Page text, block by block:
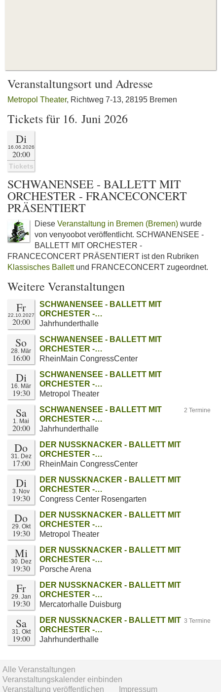
Veranstaltungsort und Adresse
Metropol Theater, Richtweg 7-13, 28195 Bremen
Tickets für 16. Juni 2026
Di
16.06.2026
20:00
Tickets
SCHWANENSEE - BALLETT MIT
ORCHESTER - FRANCECONCERT
PRÄSENTIERT
Diese Veranstaltung in Bremen (Bremen) wurde
von venyoobot veröffentlicht. SCHWANENSEE -
BALLETT MIT ORCHESTER -
FRANCECONCERT PRÄSENTIERT ist den Rubriken
Klassisches Ballettund FRANCECONCERT zugeordnet.
Weitere Veranstaltungen
Fr
22.10.2027
20:00
SCHWANENSEE - BALLETT MIT
ORCHESTER -…
Jahrhunderthalle
So
28. Mär
16:00
SCHWANENSEE - BALLETT MIT
ORCHESTER -…
RheinMain CongressCenter
Di
16. Mär
19:30
SCHWANENSEE - BALLETT MIT
ORCHESTER -…
Metropol Theater
Sa
1. Mai
20:00
2 Termine
SCHWANENSEE - BALLETT MIT
ORCHESTER -…
Jahrhunderthalle
Do
31. Dez
17:00
DER NUSSKNACKER - BALLETT MIT
ORCHESTER -…
RheinMain CongressCenter
Di
3. Nov
19:30
DER NUSSKNACKER - BALLETT MIT
ORCHESTER -…
Congress Center Rosengarten
Do
29. Okt
19:30
DER NUSSKNACKER - BALLETT MIT
ORCHESTER -…
Metropol Theater
Mi
30. Dez
19:30
DER NUSSKNACKER - BALLETT MIT
ORCHESTER -…
Porsche Arena
Fr
29. Jan
19:30
DER NUSSKNACKER - BALLETT MIT
ORCHESTER -…
Mercatorhalle Duisburg
Sa
31. Okt
19:00
3 Termine
DER NUSSKNACKER - BALLETT MIT
ORCHESTER -…
Jahrhunderthalle
Alle Veranstaltungen
Veranstaltungskalender einbinden
Veranstaltung veröffentlichen
Impressum